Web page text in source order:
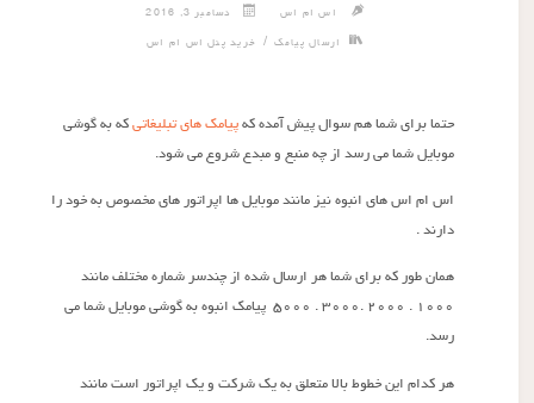
اس ام اس دسامبر 3, 2016
ارسال پیامک/ خرید پنل اس ام اس
حتما برای شما هم سوال پیش آمده کهپیامک های تبلیغاتیکه به گوشی
موبایل شما می رسد از چه منبع و مبدع شروع می شود.
اس ام اس های انبوه نیز مانند موبایل ها اپراتور های مخصوص به خود را
دارند .
همان طور که برای شما هر ارسال شده از چندسر شماره مختلف مانند
۱۰۰۰ . ۲۰۰۰ .۳۰۰۰ . ۵۰۰۰ پیامک انبوه به گوشی موبایل شما می
رسد.
هر کدام این خطوط بالا متعلق به یک شرکت و یک اپراتور است مانند